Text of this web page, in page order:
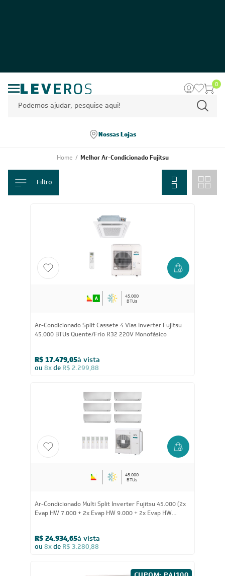
0
Nossas Lojas
Home / Melhor Ar-Condicionado Fujitsu
Filtro
45.000
BTUs
Ar-Condicionado Split Cassete 4 Vias Inverter Fujitsu
45.000 BTUs Quente/Frio R32 220V Monofásico
R$ 17.479,05à vista
ou 8xde R$ 2.299,88
45.000
BTUs
Ar-Condicionado Multi Split Inverter Fujitsu 45.000 (2x
Evap HW 7.000 + 2x Evap HW 9.000 + 2x Evap HW
R$ 24.934,65à vista
ou 8xde R$ 3.280,88